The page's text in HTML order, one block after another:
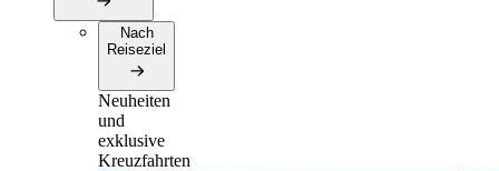
Nach
Reiseziel
Neuheiten
und
exklusive
Kreuzfahrten